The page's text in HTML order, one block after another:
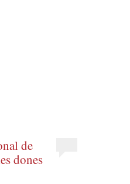
de
dones